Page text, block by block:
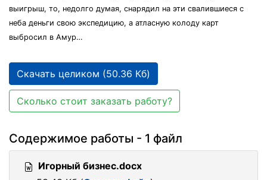
выигрыш, то, недолго думая, снарядил на эти свалившиеся с
неба деньги свою экспедицию, а атласную колоду карт
выбросил в Амур…
Скачать целиком (50.36 Кб)
Сколько стоит заказать работу?
Содержимое работы - 1 файл
Игорный бизнес.docx